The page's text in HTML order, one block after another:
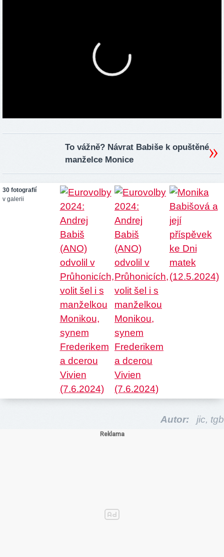
To vážně? Návrat Babiše k opuštěné
manželce Monice
30 fotografií
v galerii
Autor: jic, tgb